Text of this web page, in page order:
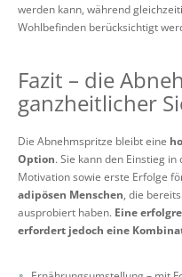
werden kann, während
Wohlbefinden berücksichtigt
Fazit – die
ganzheitlicher
Die Abnehmspritze bleibt eine
Option. Sie kann den Einstieg
Motivation sowie erste Erfolge
adipösen Menschen, die
ausprobiert haben. Eine
erfordert jedoch eine